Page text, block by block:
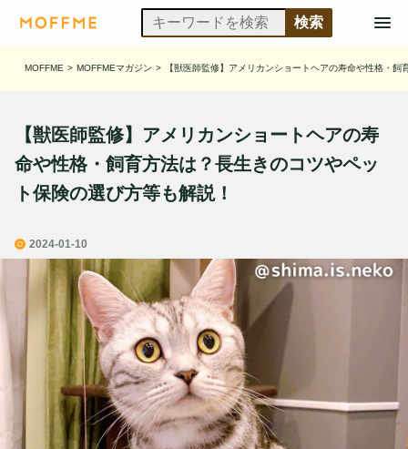
MOFFME > MOFFMEマガジン > 【獣医師監修】アメリカンショートヘアの寿命や性格・
【獣医師監修】アメリカンショートヘアの寿
命や性格・飼育方法は？長生きのコツやペッ
ト保険の選び方等も解説！
2024-01-10